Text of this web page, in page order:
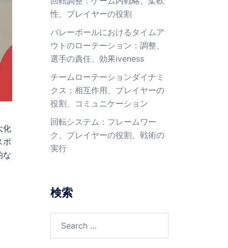
化
ポ
な
性、プレイヤーの役割
バレーボールにおけるタイムア
ウトのローテーション：調整、
選手の責任、効果iveness
チームローテーションダイナミ
クス：相互作用、プレイヤーの
役割、コミュニケーション
回転システム：フレームワー
ク、プレイヤーの役割、戦術の
実行
検索